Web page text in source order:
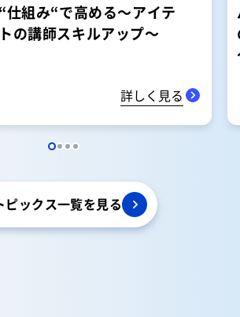
仕組み“で高める～アイテ
の講師スキルアップ～
詳しく見る
ピックス一覧を見る